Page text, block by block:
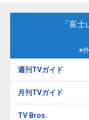
「富
※外
週刊TVガイド
月刊TVガイド
TV Bros.